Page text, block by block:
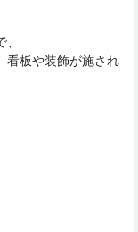
看板や装飾が施され